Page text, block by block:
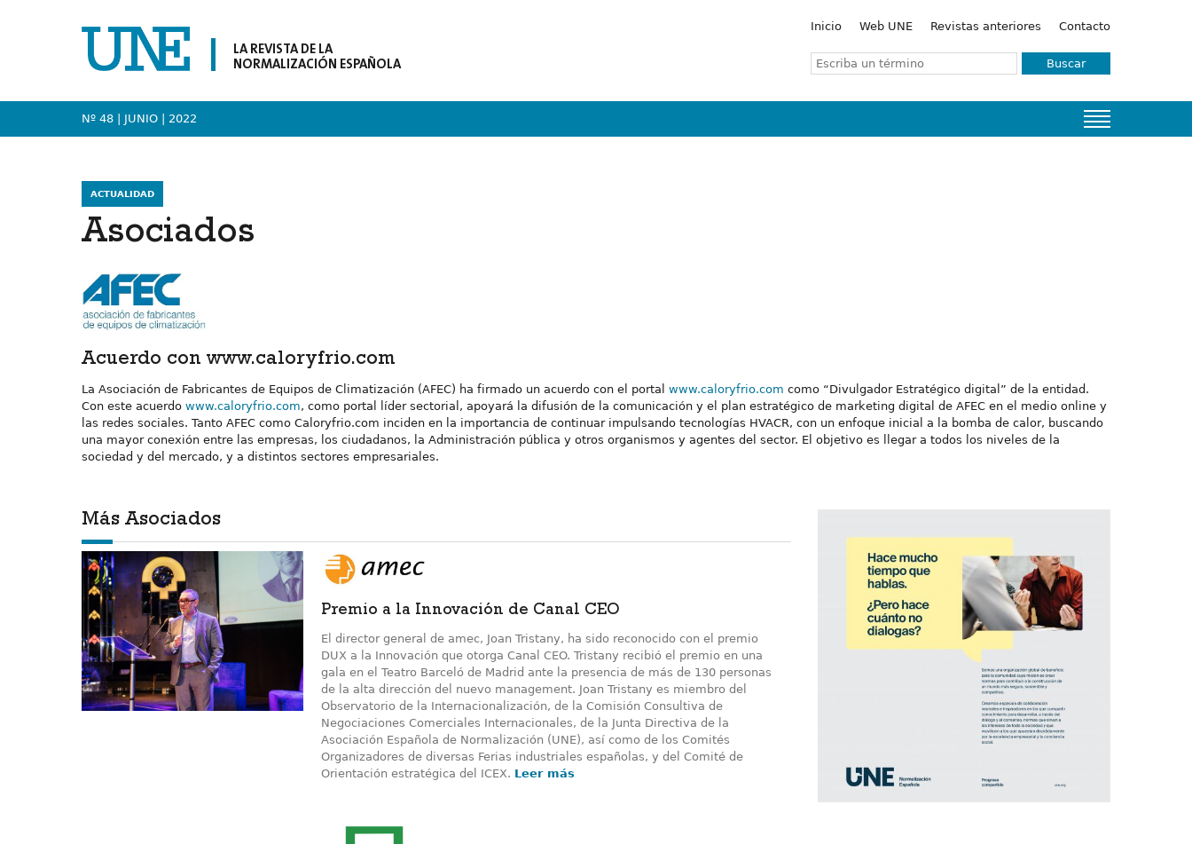
LA REVISTA DE LA
NORMALIZACIÓN ESPAÑOLA
Inicio Web UNE Revistas anteriores Contacto
Buscar
Nº 48 | JUNIO | 2022
ACTUALIDAD
Asociados
Acuerdo con www.caloryfrio.com
La Asociación de Fabricantes de Equipos de Climatización (AFEC) ha firmado un acuerdo con el portal www.caloryfrio.com como “Divulgador Estratégico digital” de la entidad.
Con este acuerdo www.caloryfrio.com, como portal líder sectorial, apoyará la difusión de la comunicación y el plan estratégico de marketing digital de AFEC en el medio online y
las redes sociales. Tanto AFEC como Caloryfrio.com inciden en la importancia de continuar impulsando tecnologías HVACR, con un enfoque inicial a la bomba de calor, buscando
una mayor conexión entre las empresas, los ciudadanos, la Administración pública y otros organismos y agentes del sector. El objetivo es llegar a todos los niveles de la
sociedad y del mercado, y a distintos sectores empresariales.
Más Asociados
Premio a la Innovación de Canal CEO
El director general de amec, Joan Tristany, ha sido reconocido con el premio
DUX a la Innovación que otorga Canal CEO. Tristany recibió el premio en una
gala en el Teatro Barceló de Madrid ante la presencia de más de 130 personas
de la alta dirección del nuevo management. Joan Tristany es miembro del
Observatorio de la Internacionalización, de la Comisión Consultiva de
Negociaciones Comerciales Internacionales, de la Junta Directiva de la
Asociación Española de Normalización (UNE), así como de los Comités
Organizadores de diversas Ferias industriales españolas, y del Comité de
Orientación estratégica del ICEX. Leer más